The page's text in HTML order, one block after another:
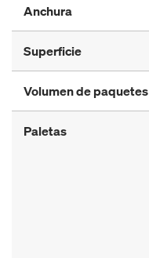
Anchura
Superficie
Volumen de paquetes
Paletas